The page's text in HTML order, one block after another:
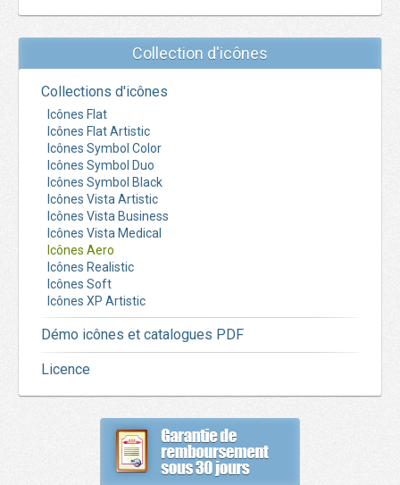
Collection d'icônes
Collections d'icônes
Icônes Flat
Icônes Flat Artistic
Icônes Symbol Color
Icônes Symbol Duo
Icônes Symbol Black
Icônes Vista Artistic
Icônes Vista Business
Icônes Vista Medical
Icônes Aero
Icônes Realistic
Icônes Soft
Icônes XP Artistic
Démo icônes et catalogues PDF
Licence